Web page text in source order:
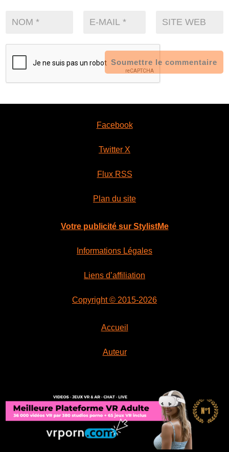
Soumettre le commentaire
Facebook
Twitter X
Flux RSS
Plan du site
Votre publicité sur StylistMe
Informations Légales
Liens d’affiliation
Copyright © 2015-2026
Accueil
Auteur